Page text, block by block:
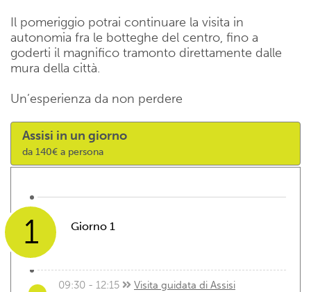
Il pomeriggio potrai continuare la visita in
autonomia fra le botteghe del centro, fino a
goderti il magnifico tramonto direttamente dalle
mura della città.
Un’esperienza da non perdere
Assisi in un giorno
da 140€ a persona
1 Giorno 1
09:30 - 12:15 Visita guidata di Assisi